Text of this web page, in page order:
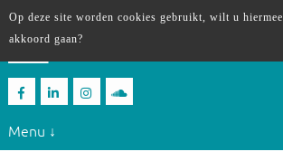
Menu ↓
Op deze site worden cookies gebruikt, wilt u hiermee
akkoord gaan?